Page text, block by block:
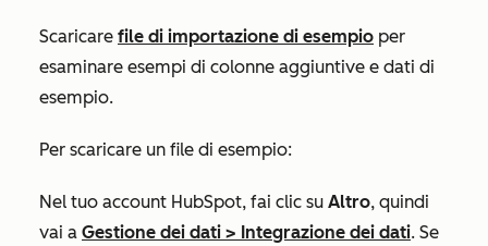
Scaricare file di importazione di esempio per
esaminare esempi di colonne aggiuntive e dati di
esempio.
Per scaricare un file di esempio:
Nel tuo account HubSpot, fai clic su Altro, quindi
vai a Gestione dei dati > Integrazione dei dati. Se